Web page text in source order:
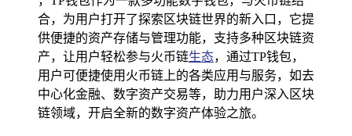
合，为用户打开了探索区块链世界的新入口，它提
供便捷的资产存储与管理功能，支持多种区块链资
产，让用户轻松参与火币链生态，通过TP钱包，
用户可便捷使用火币链上的各类应用与服务，如去
中心化金融、数字资产交易等，助力用户深入区块
链领域，开启全新的数字资产体验之旅。